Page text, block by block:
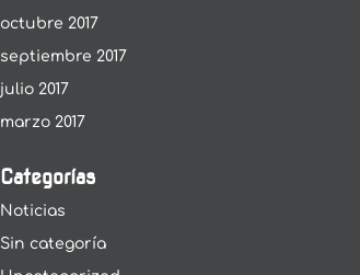
octubre 2017
septiembre 2017
julio 2017
marzo 2017
Categorías
Noticias
Sin categoría